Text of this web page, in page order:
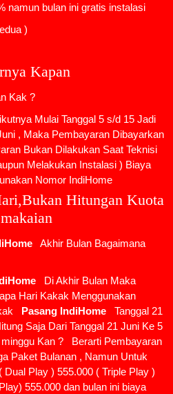
namun bulan ini gratis instalasi
)
Kapan
Kak ?
Mulai Tanggal 5 s/d 15 Jadi
, Maka Pembayaran Dibayarkan
Bukan Dilakukan Saat Teknisi
Melakukan Instalasi ) Biaya
Nomor IndiHome
Hitungan Kuota
Akhir Bulan Bagaimana
Di Akhir Bulan Maka
Hari Kakak Menggunakan
Pasang IndiHome
Tanggal 21
Saja Dari Tanggal 21 Juni Ke 5
Kan ? Berarti Pembayaran
Paket Bulanan , Namun Untuk
Dual Play ) 555.000 ( Triple Play )
555.000 dan bulan ini biaya